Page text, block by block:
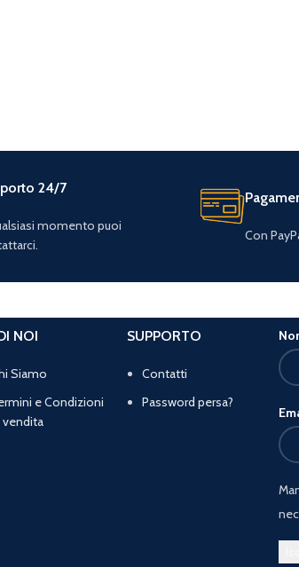
24/7
momento puoi
Con
NOI
Siamo
e Condizioni
vendita
SUPPORTO
Contatti
Password persa?